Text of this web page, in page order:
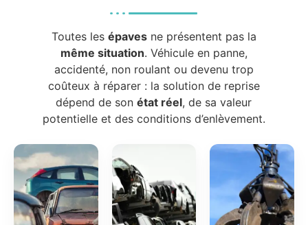
Toutes les épavesne présentent pas la
même situation. Véhicule en panne,
accidenté, non roulant ou devenu trop
coûteux à réparer : la solution de reprise
dépend de sonétat réel, de sa valeur
potentielle et des conditions d’enlèvement.